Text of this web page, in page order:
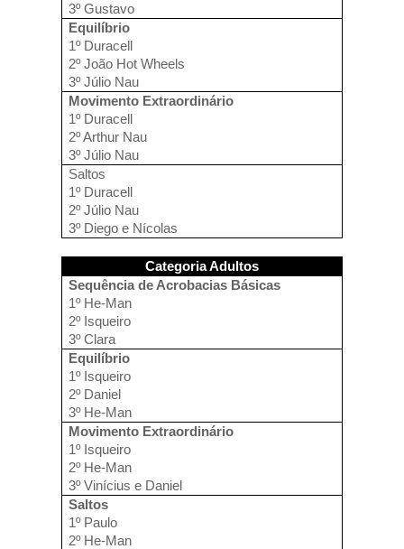
3º Gustavo
Equilíbrio
1º Duracell
2º João Hot Wheels
3º Júlio Nau
Movimento Extraordinário
1º Duracell
2º Arthur Nau
3º Júlio Nau
Saltos
1º Duracell
2º Júlio Nau
3º Diego e Nícolas
Categoria Adultos
Sequência de Acrobacias Básicas
1º He-Man
2º Isqueiro
3º Clara
Equilíbrio
1º Isqueiro
2º Daniel
3º He-Man
Movimento Extraordinário
1º Isqueiro
2º He-Man
3º Vinícius e Daniel
Saltos
1º Paulo
2º He-Man